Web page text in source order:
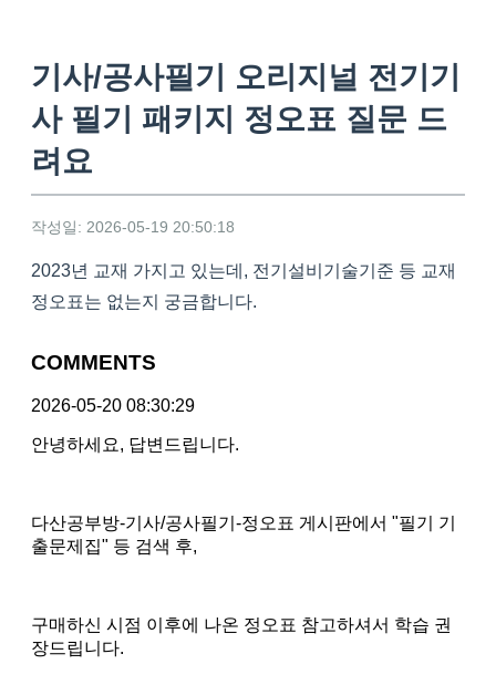
기사/공사필기 오리지널 전기기
사 필기 패키지 정오표 질문 드
려요
작성일: 2026-05-19 20:50:18
2023년 교재 가지고 있는데, 전기설비기술기준 등 교재
정오표는 없는지 궁금합니다.
COMMENTS
2026-05-20 08:30:29
안녕하세요, 답변드립니다.
다산공부방-기사/공사필기-정오표 게시판에서 "필기 기
출문제집" 등 검색 후,
구매하신 시점 이후에 나온 정오표 참고하셔서 학습 권
장드립니다.